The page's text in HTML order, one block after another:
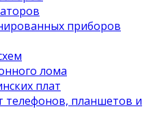
приборов
лома
плат
телефонов, планшетов и